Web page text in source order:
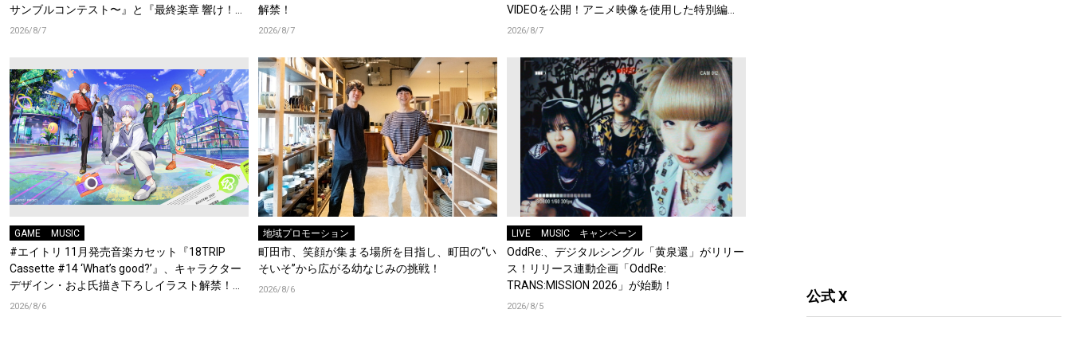
サンブルコンテスト〜』と『最終楽章 響け！ユ
ーフォニアム』前編の一挙上映が決定！
2026/8/7
解禁！
2026/8/7
VIDEOを公開！アニメ映像を使用した特別編
集！
2026/8/7
GAME MUSIC
#エイトリ 11月発売音楽カセット『18TRIP
Cassette #14 ‘What’s good?’』、キャラクター
デザイン・およ氏描き下ろしイラスト解禁！特
典Blu-rayには『HAMAツアーズ全体会議』が収
2026/8/6
地域プロモーション
町田市、笑顔が集まる場所を目指し、町田の“い
そいそ”から広がる幼なじみの挑戦！
2026/8/6
LIVE MUSIC キャンペーン
OddRe:、デジタルシングル「黄泉還」がリリー
ス！リリース連動企画「OddRe:
TRANS:MISSION 2026」が始動！
2026/8/5
公式 X